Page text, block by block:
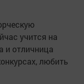
учится на
и отличница
любить